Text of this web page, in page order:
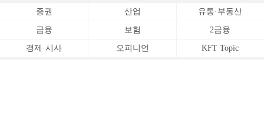
증권 산업 유통·부동산
금융 보험 2금융
경제·시사 오피니언 KFT Topic